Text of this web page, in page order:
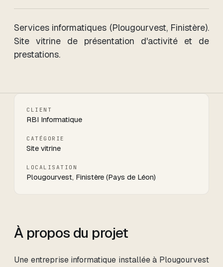
Services informatiques (Plougourvest, Finistère).
Site vitrine de présentation d'activité et de
prestations.
CLIENT
RBI Informatique
CATÉGORIE
Site vitrine
LOCALISATION
Plougourvest, Finistère (Pays de Léon)
À propos du projet
Une entreprise informatique installée à Plougourvest